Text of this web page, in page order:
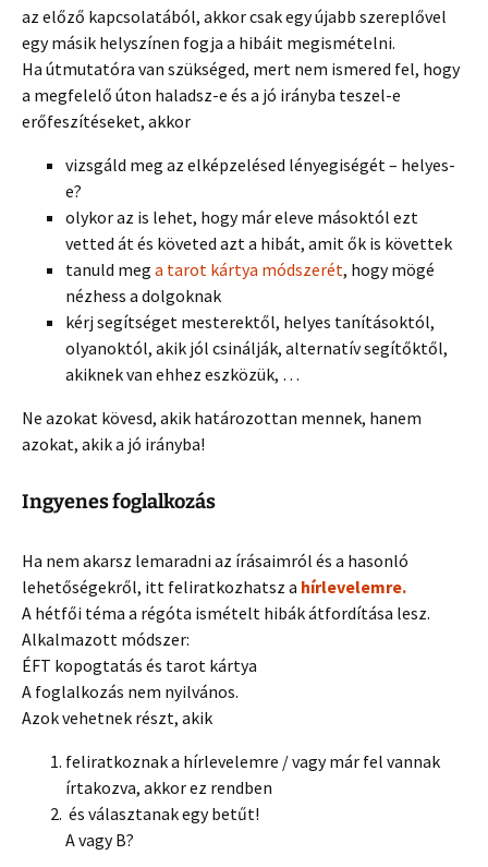
az előző kapcsolatából, akkor csak egy újabb szereplővel
egy másik helyszínen fogja a hibáit megismételni.
Ha útmutatóra van szükséged, mert nem ismered fel, hogy
a megfelelő úton haladsz-e és a jó irányba teszel-e
erőfeszítéseket, akkor
vizsgáld meg az elképzelésed lényegiségét – helyes-
e?
olykor az is lehet, hogy már eleve másoktól ezt
vetted át és követed azt a hibát, amit ők is követtek
tanuld meg a tarot kártya módszerét, hogy mögé
nézhess a dolgoknak
kérj segítséget mesterektől, helyes tanításoktól,
olyanoktól, akik jól csinálják, alternatív segítőktől,
akiknek van ehhez eszközük, …
Ne azokat kövesd, akik határozottan mennek, hanem
azokat, akik a jó irányba!
Ingyenes foglalkozás
Ha nem akarsz lemaradni az írásaimról és a hasonló
lehetőségekről, itt feliratkozhatsz a hírlevelemre.
A hétfői téma a régóta ismételt hibák átfordítása lesz.
Alkalmazott módszer:
ÉFT kopogtatás és tarot kártya
A foglalkozás nem nyilvános.
Azok vehetnek részt, akik
feliratkoznak a hírlevelemre / vagy már fel vannak
írtakozva, akkor ez rendben
és választanak egy betűt!
A vagy B?